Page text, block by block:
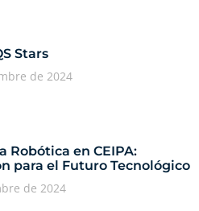
Stars
de 2024
Robótica en CEIPA:
para el Futuro Tecnológico
de 2024